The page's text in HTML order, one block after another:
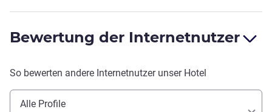
Bewertung der Internetnutzer
So bewerten andere Internetnutzer unser Hotel
Alle Profile